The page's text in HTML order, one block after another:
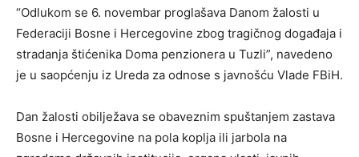
“Odlukom se 6. novembar proglašava Danom žalosti u
Federaciji Bosne i Hercegovine zbog tragičnog događaja i
stradanja štićenika Doma penzionera u Tuzli”, navedeno
je u saopćenju iz Ureda za odnose s javnošću Vlade FBiH.
Dan žalosti obilježava se obaveznim spuštanjem zastava
Bosne i Hercegovine na pola koplja ili jarbola na